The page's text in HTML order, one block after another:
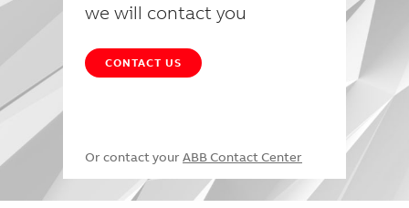
we will contact you
CONTACT US
Or contact your ABB Contact Center